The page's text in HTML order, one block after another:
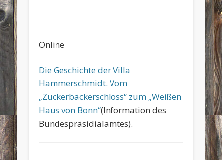
Online
Die Geschichte der Villa
Hammerschmidt. Vom
„Zuckerbäckerschloss“ zum „Weißen
Haus von Bonn“(Information des
Bundespräsidialamtes).